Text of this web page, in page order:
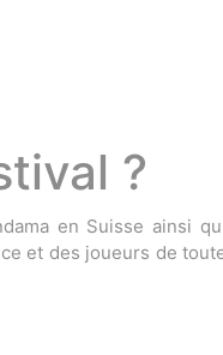
Kendamas ?
en Suisse ainsi
et des joueurs de